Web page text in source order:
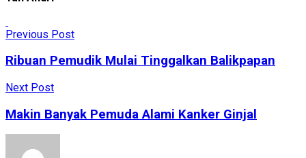
Previous Post
Ribuan Pemudik Mulai Tinggalkan Balikpapan
Next Post
Makin Banyak Pemuda Alami Kanker Ginjal